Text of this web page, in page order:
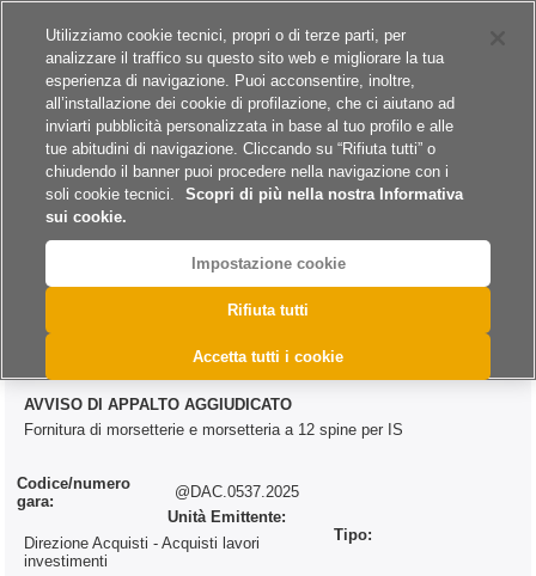
A
@DAC.0537.2025
AVVISO DI APPALTO AGGIUDICATO
Fornitura di morsetterie e morsetteria a 12 spine per IS
Codice/numero
gara:
@DAC.0537.2025
Unità Emittente:
Direzione Acquisti - Acquisti lavori
investimenti
Tipo:
Utilizziamo cookie tecnici, propri o di terze parti, per
analizzare il traffico su questo sito web e migliorare la tua
esperienza di navigazione. Puoi acconsentire, inoltre,
all’installazione dei cookie di profilazione, che ci aiutano ad
inviarti pubblicità personalizzata in base al tuo profilo e alle
tue abitudini di navigazione. Cliccando su “Rifiuta tutti” o
chiudendo il banner puoi procedere nella navigazione con i
soli cookie tecnici.
Scopri di più nella nostra Informativa
sui cookie.
Impostazione cookie
Rifiuta tutti
Accetta tutti i cookie